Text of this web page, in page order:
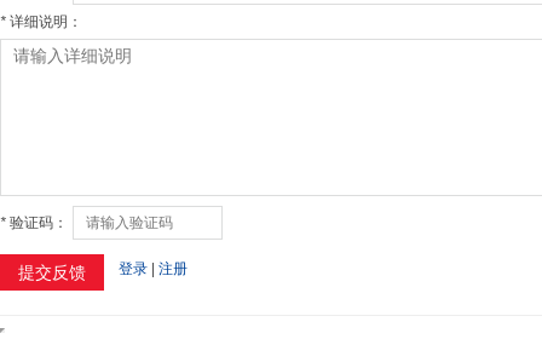
* 详细说明：
* 验证码：
登录 | 注册